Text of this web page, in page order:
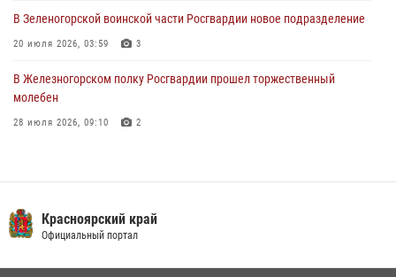
В Зеленогорской воинской части Росгвардии новое подразделение
20 июля 2026, 03:59 3
В Железногорском полку Росгвардии прошел торжественный
молебен
28 июля 2026, 09:10 2
Железногорские росгвардецы получили в руки легендарное оружие
Красноярский край
Официальный портал